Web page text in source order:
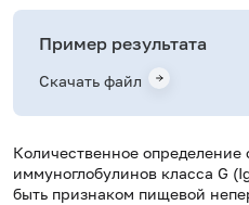
Количественное определение
иммуноглобулинов класса G
быть признаком пищевой
Пример результата
Скачать файл